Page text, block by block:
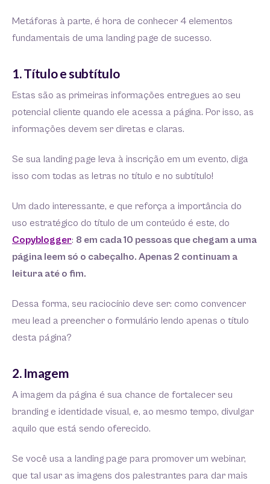
Metáforas à parte, é hora de conhecer 4 elementos
fundamentais de uma landing page de sucesso.
1. Título e subtítulo
Estas são as primeiras informações entregues ao seu
potencial cliente quando ele acessa a página. Por isso, as
informações devem ser diretas e claras.
Se sua landing page leva à inscrição em um evento, diga
isso com todas as letras no título e no subtítulo!
Um dado interessante, e que reforça a importância do
uso estratégico do título de um conteúdo é este, do
Copyblogger: 8 em cada 10 pessoas que chegam a uma
página leem só o cabeçalho. Apenas 2 continuam a
leitura até o fim.
Dessa forma, seu raciocínio deve ser: como convencer
meu lead a preencher o formulário lendo apenas o título
desta página?
2. Imagem
A imagem da página é sua chance de fortalecer seu
branding e identidade visual, e, ao mesmo tempo, divulgar
aquilo que está sendo oferecido.
Se você usa a landing page para promover um webinar,
que tal usar as imagens dos palestrantes para dar mais